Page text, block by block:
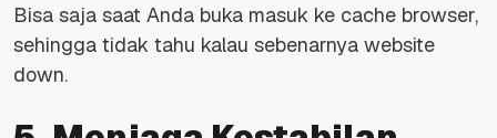
Bisa saja saat Anda buka masuk ke cache browser,
sehingga tidak tahu kalau sebenarnya website
down.